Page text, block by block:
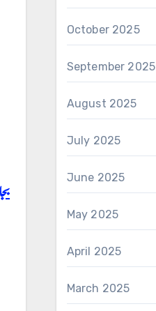
October 2025
September 2025
August 2025
July 2025
June 2025
May 2025
April 2025
March 2025